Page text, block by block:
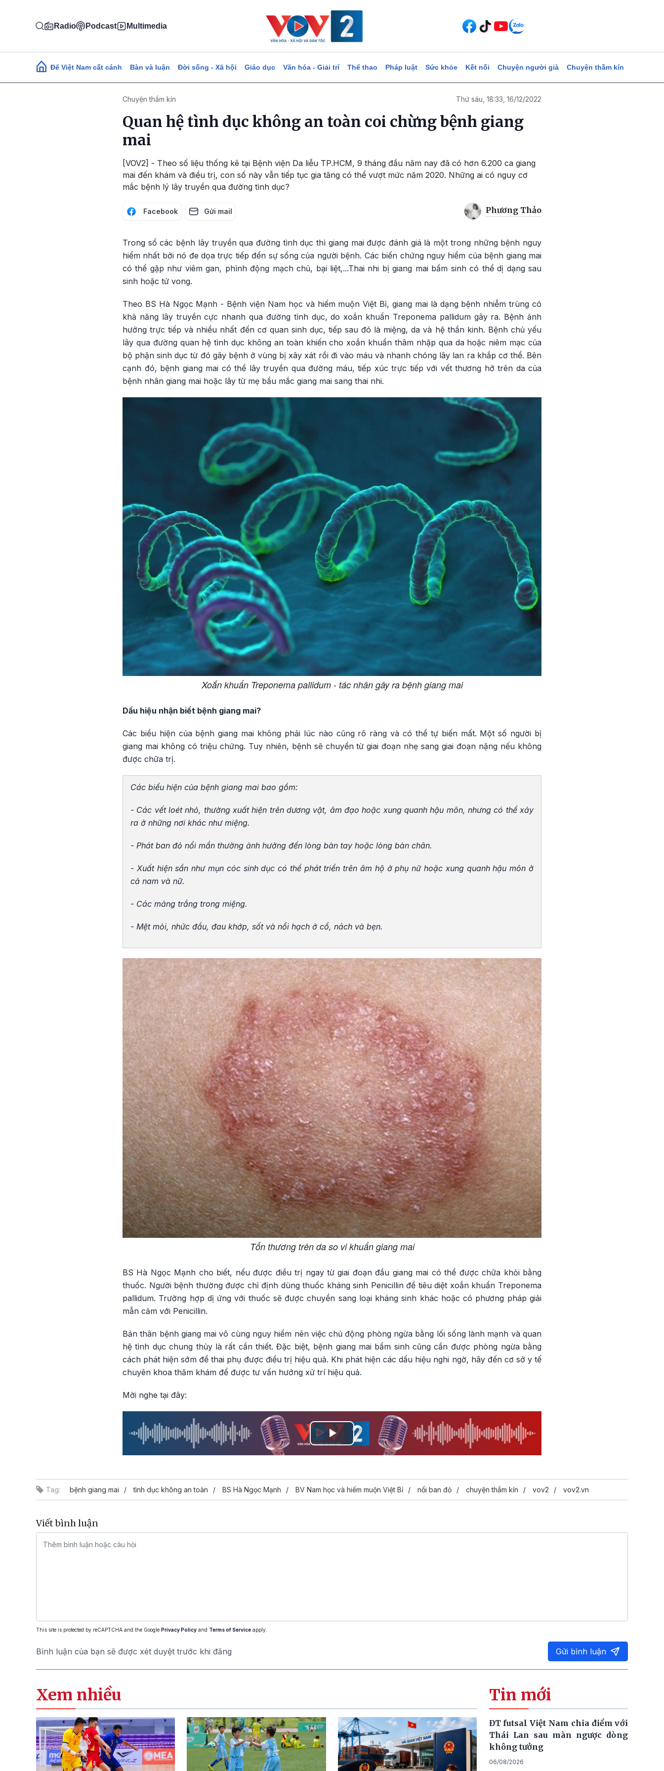
Radio Podcast Multimedia
Main navigation
Để Việt Nam cất cánh Bàn và luận Đời sống - Xã hội Giáo dục Văn hóa - Giải trí Thể thao Pháp luật Sức khỏe Kết nối Chuyện người già Chuyện thầm kín
Chuyện thầm kín Thứ sáu, 18:33, 16/12/2022
Quan hệ tình dục không an toàn coi chừng bệnh giang
mai
[VOV2] - Theo số liệu thống kê tại Bệnh viện Da liễu TP.HCM, 9 tháng đầu năm nay đã có hơn 6.200 ca giang
mai đến khám và điều trị, con số này vẫn tiếp tục gia tăng có thể vượt mức năm 2020. Những ai có nguy cơ
mắc bệnh lý lây truyền qua đường tình dục?
Facebook Gửi mail Phương Thảo
Trong số các bệnh lây truyền qua đường tình dục thì giang mai được đánh giá là một trong những bệnh nguy
hiểm nhất bởi nó đe dọa trực tiếp đến sự sống của người bệnh. Các biến chứng nguy hiểm của bệnh giang mai
có thể gặp như viêm gan, phình động mạch chủ, bại liệt,...Thai nhi bị giang mai bẩm sinh có thể dị dạng sau
sinh hoặc tử vong.
Theo BS Hà Ngọc Mạnh - Bệnh viện Nam học và hiếm muộn Việt Bỉ, giang mai là dạng bệnh nhiễm trùng có
khả năng lây truyền cực nhanh qua đường tình dục, do xoắn khuẩn Treponema pallidum gây ra. Bệnh ảnh
hưởng trực tiếp và nhiều nhất đến cơ quan sinh dục, tiếp sau đó là miệng, da và hệ thần kinh. Bệnh chủ yếu
lây qua đường quan hệ tình dục không an toàn khiến cho xoắn khuẩn thâm nhập qua da hoặc niêm mạc của
bộ phận sinh dục từ đó gây bệnh ở vùng bị xây xát rồi đi vào máu và nhanh chóng lây lan ra khắp cơ thể. Bên
cạnh đó, bệnh giang mai có thể lây truyền qua đường máu, tiếp xúc trực tiếp với vết thương hở trên da của
bệnh nhân giang mai hoặc lây từ mẹ bầu mắc giang mai sang thai nhi.
Xoắn khuẩn Treponema pallidum - tác nhân gây ra bệnh giang mai
Dấu hiệu nhận biết bệnh giang mai?
Các biểu hiện của bệnh giang mai không phải lúc nào cũng rõ ràng và có thể tự biến mất. Một số người bị
giang mai không có triệu chứng. Tuy nhiên, bệnh sẽ chuyển từ giai đoạn nhẹ sang giai đoạn nặng nếu không
được chữa trị.
Các biểu hiện của bệnh giang mai bao gồm:
- Các vết loét nhỏ, thường xuất hiện trên dương vật, âm đạo hoặc xung quanh hậu môn, nhưng có thể xảy
ra ở những nơi khác như miệng.
- Phát ban đỏ nổi mẩn thường ảnh hưởng đến lòng bàn tay hoặc lòng bàn chân.
- Xuất hiện sẩn như mụn cóc sinh dục có thể phát triển trên âm hộ ở phụ nữ hoặc xung quanh hậu môn ở
cả nam và nữ.
- Các mảng trắng trong miệng.
- Mệt mỏi, nhức đầu, đau khớp, sốt và nổi hạch ở cổ, nách và bẹn.
Tổn thương trên da so vi khuẩn giang mai
BS Hà Ngọc Mạnh cho biết, nếu được điều trị ngay từ giai đoạn đầu giang mai có thể được chữa khỏi bằng
thuốc. Người bệnh thường được chỉ định dùng thuốc kháng sinh Penicillin để tiêu diệt xoắn khuẩn Treponema
pallidum. Trường hợp dị ứng với thuốc sẽ được chuyển sang loại kháng sinh khác hoặc có phương pháp giải
mẫn cảm với Penicillin.
Bản thân bệnh giang mai vô cùng nguy hiểm nên việc chủ động phòng ngừa bằng lối sống lành mạnh và quan
hệ tình dục chung thủy là rất cần thiết. Đặc biệt, bệnh giang mai bẩm sinh cũng cần được phòng ngừa bằng
cách phát hiện sớm để thai phụ được điều trị hiệu quả. Khi phát hiện các dấu hiệu nghi ngờ, hãy đến cơ sở y tế
chuyên khoa thăm khám để được tư vấn hướng xử trí hiệu quả.
Mời nghe tại đây:
Play
Tag: bệnh giang mai tình dục không an toàn BS Hà Ngọc Mạnh BV Nam học và hiếm muộn Việt Bỉ nổi ban đỏ chuyện thầm kín vov2 vov2.vn
Viết bình luận
This site is protected by reCAPTCHA and the Google Privacy Policy and Terms of Service apply.
Bình luận của bạn sẽ được xét duyệt trước khi đăng Gửi bình luận
Xem nhiều Tin mới
ĐT futsal Việt Nam chia điểm với
Thái Lan sau màn ngược dòng
không tưởng
06/08/2026